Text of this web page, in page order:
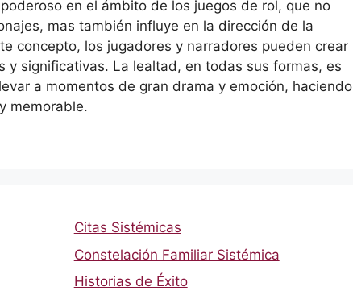
en el ámbito de los juegos de rol, que no
mas también influye en la dirección de la
concepto, los jugadores y narradores pueden crear
y significativas. La lealtad, en todas sus formas, es
a momentos de gran drama y emoción, haciendo
memorable.
Citas Sistémicas
Constelación Familiar Sistémica
Historias de Éxito